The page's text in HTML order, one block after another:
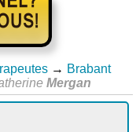
→ Brabant
Mergan